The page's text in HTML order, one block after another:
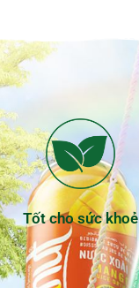
Tốt cho sức khoẻ